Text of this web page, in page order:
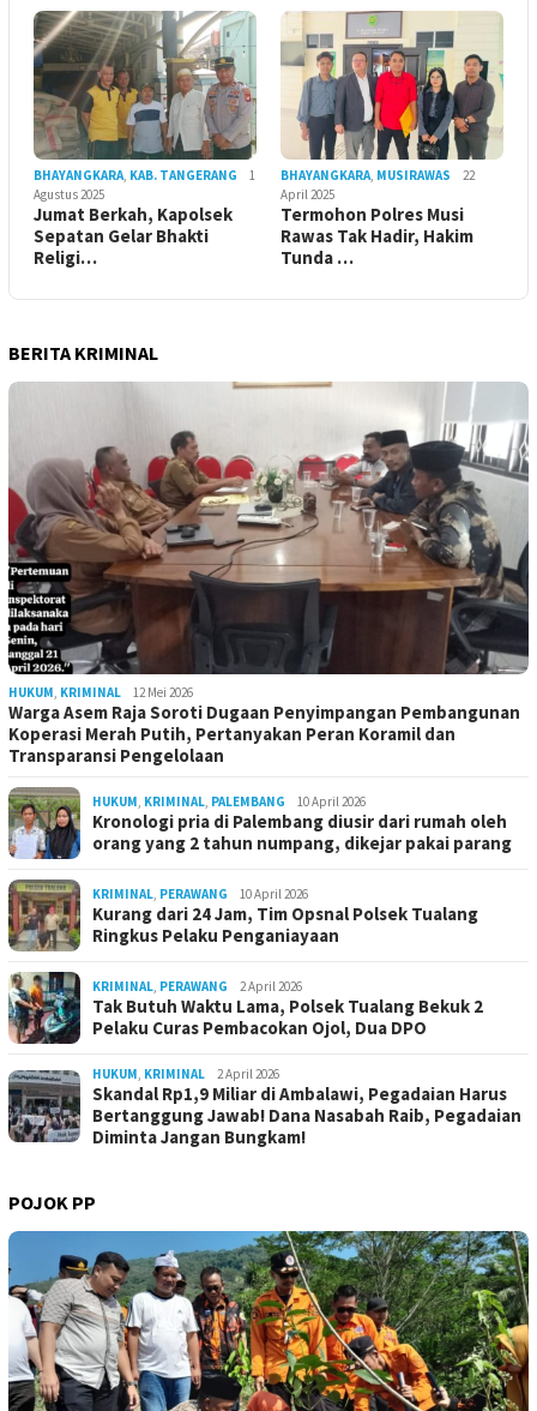
BHAYANGKARA KAB. TANGERANG
1
Agustus 2025
Jumat Berkah, Kapolsek
Sepatan Gelar Bhakti
Religi…
BHAYANGKARA MUSIRAWAS
22
April 2025
Termohon Polres Musi
Rawas Tak Hadir, Hakim
Tunda …
BERITA KRIMINAL
HUKUM KRIMINAL 12 Mei 2026
Warga Asem Raja Soroti Dugaan Penyimpangan Pembangunan
Koperasi Merah Putih, Pertanyakan Peran Koramil dan
Transparansi Pengelolaan
HUKUM KRIMINAL PALEMBANG 10 April 2026
Kronologi pria di Palembang diusir dari rumah oleh
orang yang 2 tahun numpang, dikejar pakai parang
KRIMINAL PERAWANG 10 April 2026
Kurang dari 24 Jam, Tim Opsnal Polsek Tualang
Ringkus Pelaku Penganiayaan
KRIMINAL PERAWANG 2 April 2026
Tak Butuh Waktu Lama, Polsek Tualang Bekuk 2
Pelaku Curas Pembacokan Ojol, Dua DPO
HUKUM KRIMINAL 2 April 2026
Skandal Rp1,9 Miliar di Ambalawi, Pegadaian Harus
Bertanggung Jawab! Dana Nasabah Raib, Pegadaian
Diminta Jangan Bungkam!
POJOK PP